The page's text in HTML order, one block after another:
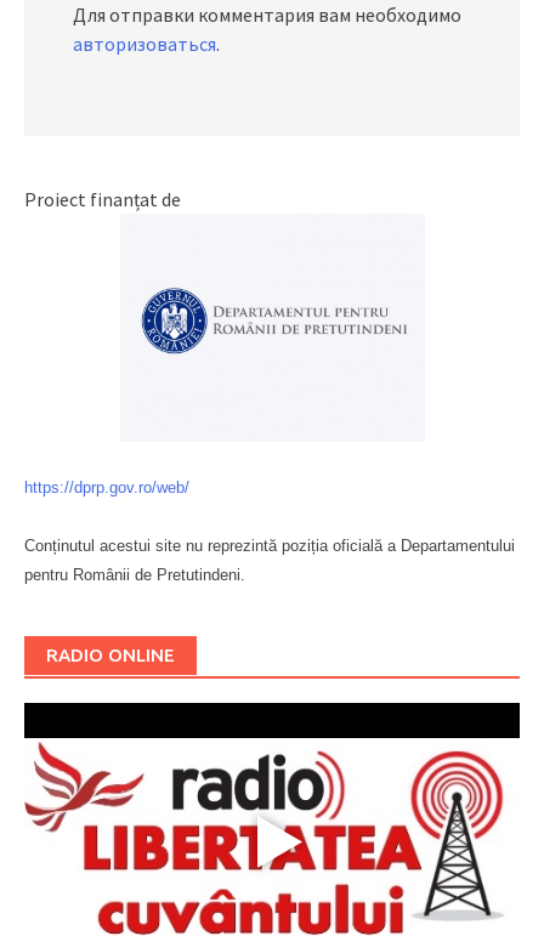
Для отправки комментария вам необходимо
авторизоваться.
Proiect finanțat de
https://dprp.gov.ro/web/
Conținutul acestui site nu reprezintă poziția oficială a Departamentului
pentru Românii de Pretutindeni.
RADIO ONLINE